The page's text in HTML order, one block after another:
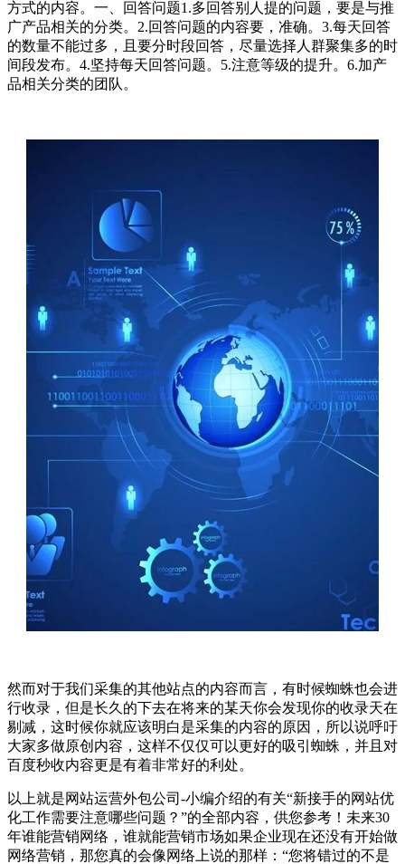
方式的内容。一、回答问题1.多回答别人提的问题，要是与推
广产品相关的分类。2.回答问题的内容要，准确。3.每天回答
的数量不能过多，且要分时段回答，尽量选择人群聚集多的时
间段发布。4.坚持每天回答问题。5.注意等级的提升。6.加产
品相关分类的团队。
然而对于我们采集的其他站点的内容而言，有时候蜘蛛也会进
行收录，但是长久的下去在将来的某天你会发现你的收录天在
剔减，这时候你就应该明白是采集的内容的原因，所以说呼吁
大家多做原创内容，这样不仅仅可以更好的吸引蜘蛛，并且对
百度秒收内容更是有着非常好的利处。
以上就是网站运营外包公司-小编介绍的有关“新接手的网站优
化工作需要注意哪些问题？”的全部内容，供您参考！未来30
年谁能营销网络，谁就能营销市场如果企业现在还没有开始做
网络营销，那您真的会像网络上说的那样：“您将错过的不是